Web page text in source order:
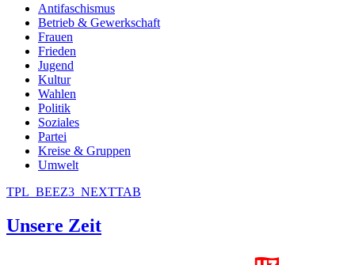
Antifaschismus
Betrieb & Gewerkschaft
Frauen
Frieden
Jugend
Kultur
Wahlen
Politik
Soziales
Partei
Kreise & Gruppen
Umwelt
TPL_BEEZ3_NEXTTAB
Unsere Zeit